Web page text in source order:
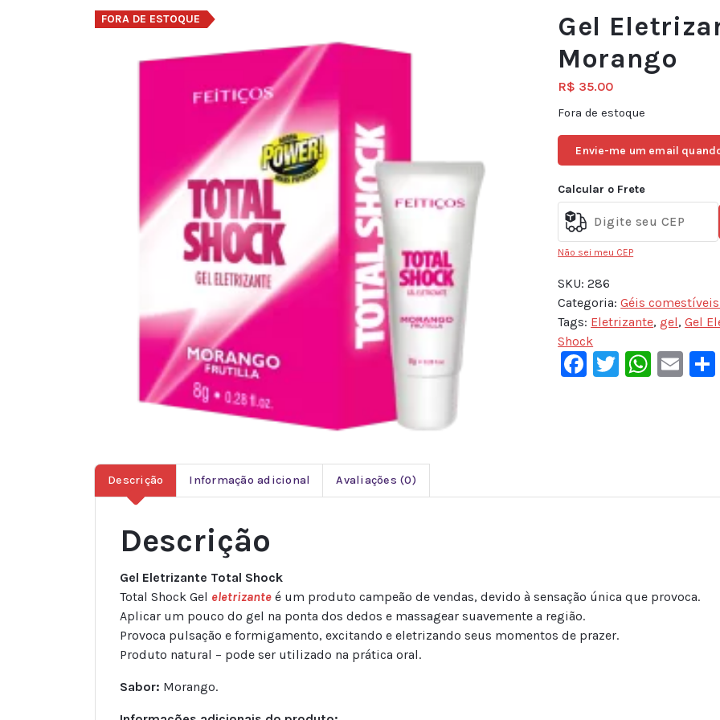
FORA DE ESTOQUE
Gel
Morango
R$ 35.00
Fora de estoque
Envie-me um email
Calcular o Frete
Não sei meu CEP
SKU:286
Categoria:Géis
Tags: Eletrizante,gel,Gel
Shock
Facebook
Twitter
Descrição Informação adicional Avaliações (0)
Descrição
Gel Eletrizante Total Shock
Total Shock Gel eletrizante é um produto campeão de vendas, devido à sensação única que provoca.
Aplicar um pouco do gel na ponta dos dedos e massagear suavemente a região.
Provoca pulsação e formigamento, excitando e eletrizando seus momentos de prazer.
Produto natural – pode ser utilizado na prática oral.
Sabor: Morango.